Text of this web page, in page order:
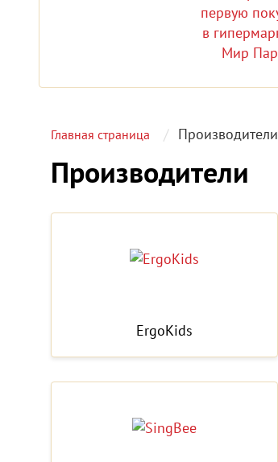
Главная страница Производители
Производители
ErgoKids